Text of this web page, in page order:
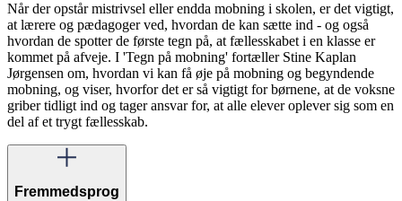
Når der opstår mistrivsel eller endda mobning i skolen, er det vigtigt,
at lærere og pædagoger ved, hvordan de kan sætte ind - og også
hvordan de spotter de første tegn på, at fællesskabet i en klasse er
kommet på afveje. I 'Tegn på mobning' fortæller Stine Kaplan
Jørgensen om, hvordan vi kan få øje på mobning og begyndende
mobning, og viser, hvorfor det er så vigtigt for børnene, at de voksne
griber tidligt ind og tager ansvar for, at alle elever oplever sig som en
del af et trygt fællesskab.
Fremmedsprog